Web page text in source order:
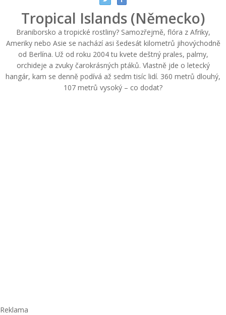
Tropical Islands (Německo)
Braniborsko a tropické rostliny? Samozřejmě, flóra z Afriky,
Ameriky nebo Asie se nachází asi šedesát kilometrů jihovýchodně
od Berlína. Už od roku 2004 tu kvete deštný prales, palmy,
orchideje a zvuky čarokrásných ptáků. Vlastně jde o letecký
hangár, kam se denně podívá až sedm tisíc lidí. 360 metrů dlouhý,
107 metrů vysoký – co dodat?
Reklama